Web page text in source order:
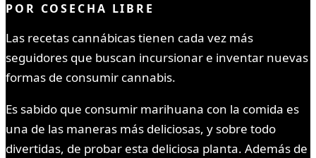
POR COSECHA LIBRE
Las recetas cannábicas tienen cada vez más
seguidores que buscan incursionar e inventar nuevas
formas de consumir cannabis.
Es sabido que consumir marihuana con la comida es
una de las maneras más deliciosas, y sobre todo
divertidas, de probar esta deliciosa planta. Además de